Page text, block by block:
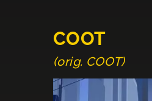
COOT
(orig. COOT)